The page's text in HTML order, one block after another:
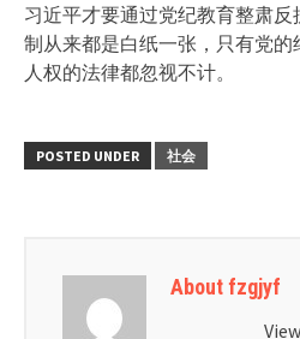
习近平才要通过党纪教育整肃
制从来都是白纸一张，只有党
人权的法律都忽视不计。
POSTED UNDER 社会
About fzgjyf